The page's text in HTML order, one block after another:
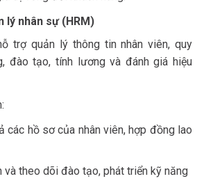
lý nhân sự (HRM)
trợ quản lý thông tin nhân viên, quy
đào tạo, tính lương và đánh giá hiệu
các hồ sơ của nhân viên, hợp đồng lao
và theo dõi đào tạo, phát triển kỹ năng